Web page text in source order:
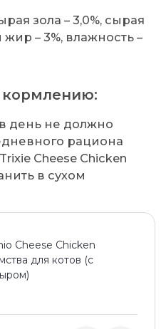
зола – 3,0%, сырая
жир – 3%, влажность –
день не должно
рациона
Cheese Chicken
в сухом
Cheese Chicken
для котов (с